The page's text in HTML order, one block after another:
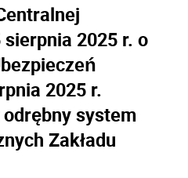
2025 r. o
2025 r.
system
Zakładu